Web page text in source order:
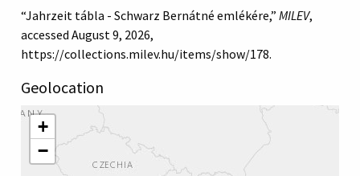
“Jahrzeit tábla - Schwarz Bernátné emlékére,” MILEV,
accessed August 9, 2026,
https://collections.milev.hu/items/show/178.
Geolocation
+
−